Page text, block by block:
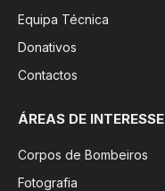
Equipa Técnica
Donativos
Contactos
ÁREAS DE INTERESSE
Corpos de Bombeiros
Fotografia